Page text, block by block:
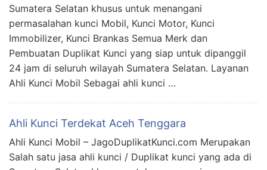
Sumatera Selatan khusus untuk menangani
permasalahan kunci Mobil, Kunci Motor, Kunci
Immobilizer, Kunci Brankas Semua Merk dan
Pembuatan Duplikat Kunci yang siap untuk dipanggil
24 jam di seluruh wilayah Sumatera Selatan. Layanan
Ahli Kunci Mobil Sebagai ahli kunci …
Ahli Kunci Terdekat Aceh Tenggara
Ahli Kunci Mobil – JagoDuplikatKunci.com Merupakan
Salah satu jasa ahli kunci / Duplikat kunci yang ada di